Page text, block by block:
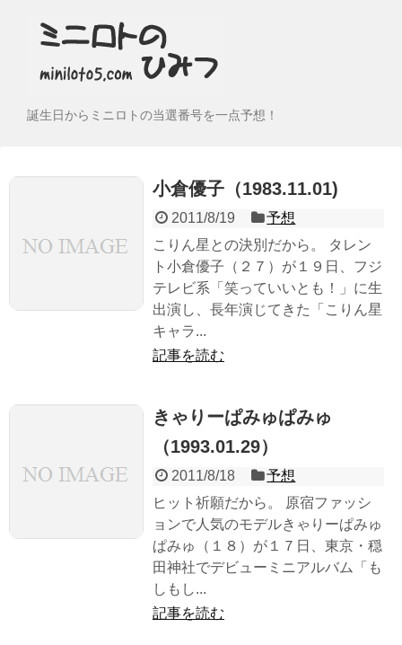
誕生日からミニロトの当選番号を一点予想！
小倉優子（1983.11.01)
2011/8/19
予想
こりん星との決別だから。 タレン
ト小倉優子（２７）が１９日、フジ
テレビ系「笑っていいとも！」に生
出演し、長年演じてきた「こりん星
キャラ...
記事を読む
きゃりーぱみゅぱみゅ
（1993.01.29）
2011/8/18
予想
ヒット祈願だから。 原宿ファッシ
ョンで人気のモデルきゃりーぱみゅ
ぱみゅ（１８）が１７日、東京・穏
田神社でデビューミニアルバム「も
しもし...
記事を読む